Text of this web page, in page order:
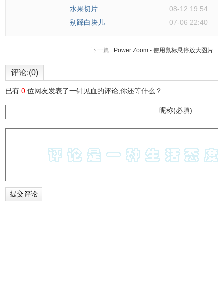
0h h1的游戏规则是任意三个蓝色或红色的小瓷砖不能在行
0h h1的联系方式
1.由Q42提供。
水果切片
08-12 19:54
别踩白块儿
07-06 22:40
下一篇 : Power Zoom - 使用鼠标悬停放大图片
评论:(0)
已有0 位网友发表了一针见血的评论,你还等什么？
昵称(必填)